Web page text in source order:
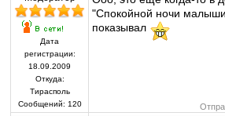
Дата
регистрации:
18.09.2009
Откуда:
Тирасполь
Сообщений: 120
"Спокойной ночи
показывал